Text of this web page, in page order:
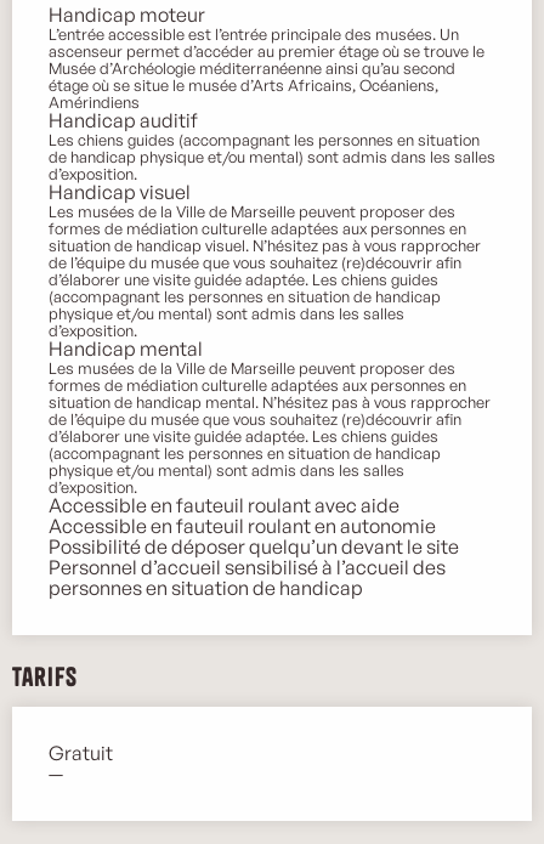
Handicap moteur
L’entrée accessible est l’entrée principale des musées. Un
ascenseur permet d’accéder au premier étage où se trouve le
Musée d’Archéologie méditerranéenne ainsi qu’au second
étage où se situe le musée d’Arts Africains, Océaniens,
Amérindiens
Handicap auditif
Les chiens guides (accompagnant les personnes en situation
de handicap physique et/ou mental) sont admis dans les salles
d’exposition.
Handicap visuel
Les musées de la Ville de Marseille peuvent proposer des
formes de médiation culturelle adaptées aux personnes en
situation de handicap visuel. N’hésitez pas à vous rapprocher
de l’équipe du musée que vous souhaitez (re)découvrir afin
d’élaborer une visite guidée adaptée. Les chiens guides
(accompagnant les personnes en situation de handicap
physique et/ou mental) sont admis dans les salles
d’exposition.
Handicap mental
Les musées de la Ville de Marseille peuvent proposer des
formes de médiation culturelle adaptées aux personnes en
situation de handicap mental. N’hésitez pas à vous rapprocher
de l’équipe du musée que vous souhaitez (re)découvrir afin
d’élaborer une visite guidée adaptée. Les chiens guides
(accompagnant les personnes en situation de handicap
physique et/ou mental) sont admis dans les salles
d’exposition.
Accessible en fauteuil roulant avec aide
Accessible en fauteuil roulant en autonomie
Possibilité de déposer quelqu’un devant le site
Personnel d’accueil sensibilisé à l’accueil des
personnes en situation de handicap
Tarifs
Gratuit
—